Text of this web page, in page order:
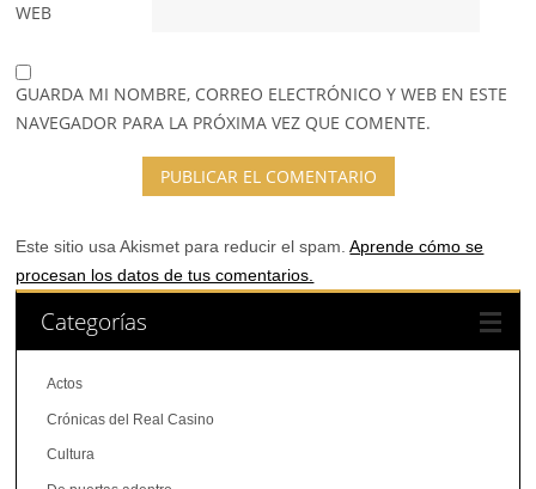
WEB
GUARDA MI NOMBRE, CORREO ELECTRÓNICO Y WEB EN ESTE
NAVEGADOR PARA LA PRÓXIMA VEZ QUE COMENTE.
Este sitio usa Akismet para reducir el spam.Aprende cómo se
procesan los datos de tus comentarios.
Categorías
Actos
Crónicas del Real Casino
Cultura